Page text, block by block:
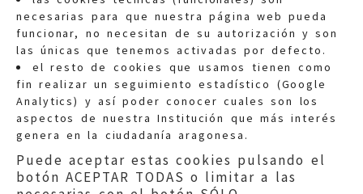
necesarias para que nuestra página web pueda
funcionar, no necesitan de su autorización y son
las únicas que tenemos activadas por defecto.
el resto de cookies que usamos tienen como
fin realizar un seguimiento estadístico (Google
Analytics) y así poder conocer cuales son los
aspectos de nuestra Institución que más interés
genera en la ciudadanía aragonesa.
Puede aceptar estas cookies pulsando el
botón ACEPTAR TODAS o limitar a las
Quejas:quejas@eljusticiadearagon.es
Información general:
informacion@eljusticiadearagon.es
Teléfonos:900 210 210/